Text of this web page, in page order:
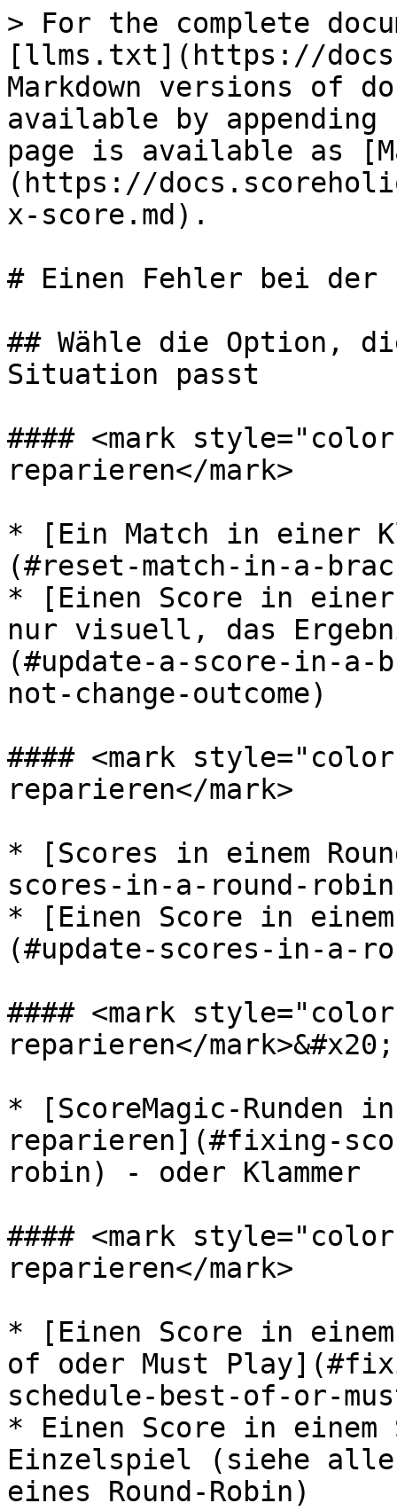
> For the complete
[llms.txt](https://
Markdown versions of
available by
page is available as
(https://
x-score.md).
# Einen Fehler bei der
## Wähle die Option,
Situation passt
#### <mark
reparieren</mark>
* [Ein Match in einer
(#reset-match-in-a-
* [Einen Score in
nur visuell, das
(#update-a-score-in-
not-change-outcome)
#### <mark
reparieren</mark>
* [Scores in einem
scores-in-a-round-
* [Einen Score in
(#update-scores-in-a-
#### <mark
reparieren</mark>&#x20;
* [ScoreMagic-Runden
reparieren](#fixing-
robin) - oder Klammer
#### <mark
reparieren</mark>
* [Einen Score in
of oder Must
schedule-best-of-or-
* Einen Score in
Einzelspiel (siehe alle
eines Round-Robin)